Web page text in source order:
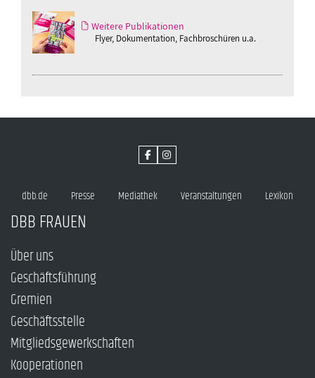
Weitere Publikationen
Flyer, Dokumentation, Fachbroschüren u.a.
dbb.de Presse Mediathek Veranstaltungen Lexikon
DBB FRAUEN
Über uns
Geschäftsführung
Gremien
Geschäftsstelle
Mitgliedsgewerkschaften
Kooperationen